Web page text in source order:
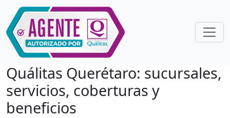
Skip to main content
Quálitas Querétaro: sucursales,
servicios, coberturas y
beneficios